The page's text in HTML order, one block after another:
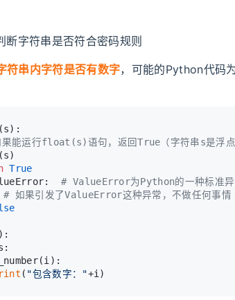
断字符串是否符合密码规则
符串内字符是否有数字，可能的Python代码
(s):
能运行float(s)语句，返回True（字符串s是浮点
(s)
True
# ValueError为Python的一种标准异
# 如果引发了ValueError这种异常，不做任何事情
):
( "包含数字："+i)